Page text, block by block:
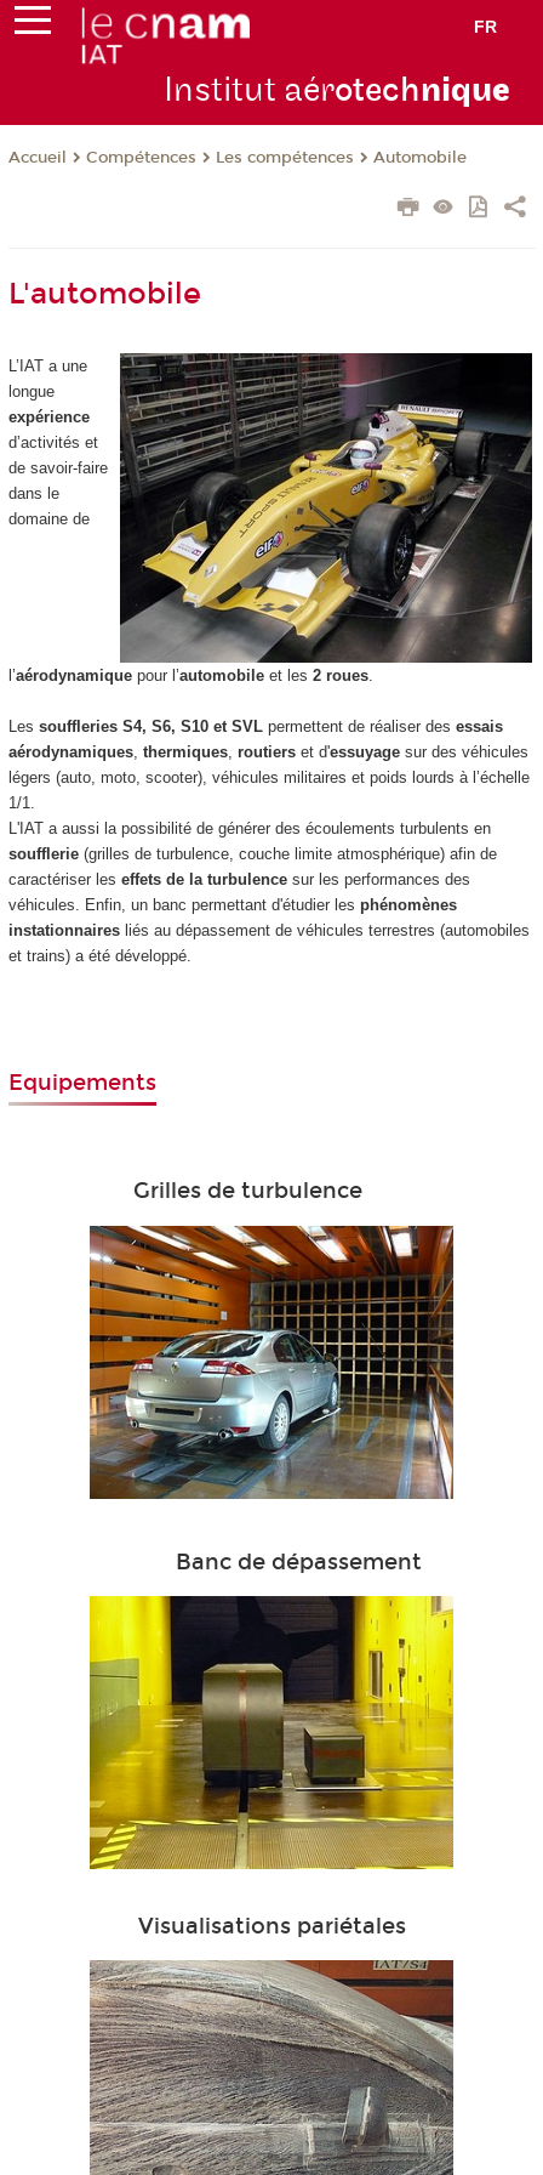
FR
Institut aérotechnique
Accueil Compétences Les compétences Automobile
L'automobile
L’IAT a une
longue
expérience
d’activités et
de savoir-faire
dans le
domaine de
l’aérodynamiquepour l’automobileet les 2 roues.
Les souffleries S4, S6, S10 et SVLpermettent de réaliser des essais
aérodynamiques, thermiques, routiers et d'essuyagesur des véhicules
légers (auto, moto, scooter), véhicules militaires et poids lourds à l’échelle
1/1.
L'IAT a aussi la possibilité de générer des écoulements turbulents en
soufflerie(grilles de turbulence, couche limite atmosphérique) afin de
caractériser les effets de la turbulencesur les performances des
véhicules. Enfin, un banc permettant d'étudier les phénomènes
instationnairesliés au dépassement de véhicules terrestres (automobiles
et trains) a été développé.
Equipements
Grilles de turbulence
Banc de dépassement
Visualisations pariétales